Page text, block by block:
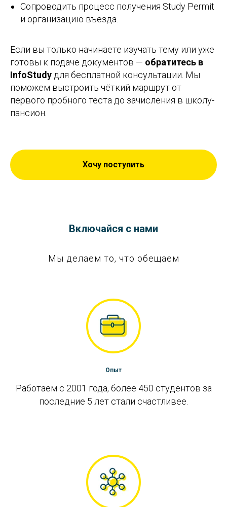
Сопроводить процесс получения Study Permit
и организацию въезда.
Если вы только начинаете изучать тему или уже
готовы к подаче документов — обратитесь в
InfoStudyдля бесплатной консультации. Мы
поможем выстроить чёткий маршрут от
первого пробного теста до зачисления в школу-
пансион.
Хочу поступить
Включайся с нами
Мы делаем то, что обещаем
Опыт
Работаем с 2001 года, более 450 студентов за
последние 5 лет стали счастливее.